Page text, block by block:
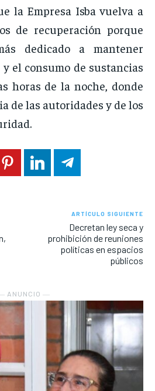
la Empresa Isba vuelva a
de recuperación porque
dedicado a mantener
el consumo de sustancias
horas de la noche, donde
de las autoridades y de los
ARTÍCULO SIGUIENTE
Decretan ley seca y
prohibición de reuniones
políticas en espacios
públicos
ANUNCIO ―